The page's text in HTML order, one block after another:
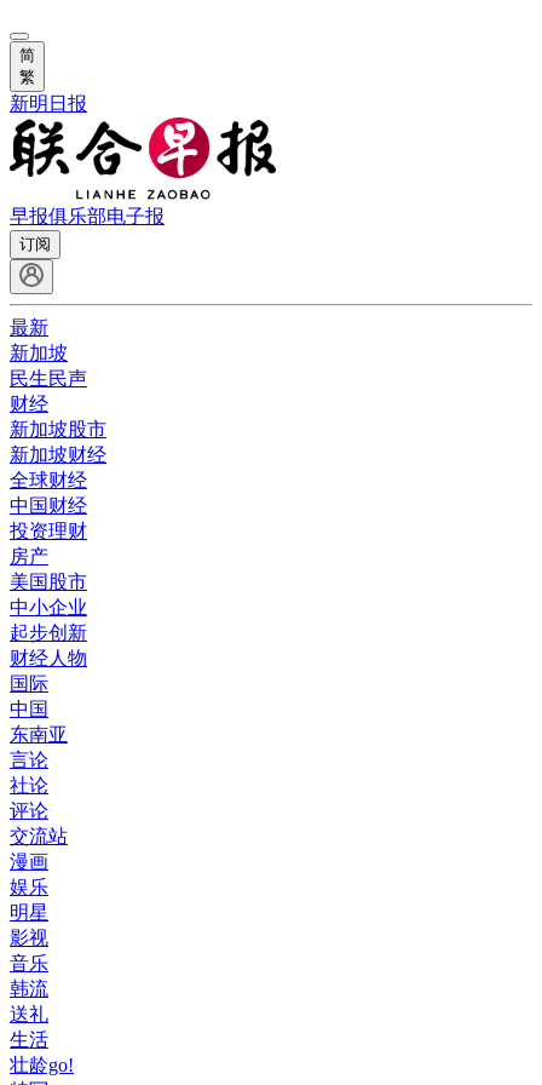
简
繁
新明日报
早报俱乐部电子报
订阅
最新
新加坡
民生民声
财经
新加坡股市
新加坡财经
全球财经
中国财经
投资理财
房产
美国股市
中小企业
起步创新
财经人物
国际
中国
东南亚
言论
社论
评论
交流站
漫画
娱乐
明星
影视
音乐
韩流
送礼
生活
壮龄go!